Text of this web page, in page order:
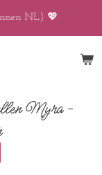
NL) 💖
Myra -